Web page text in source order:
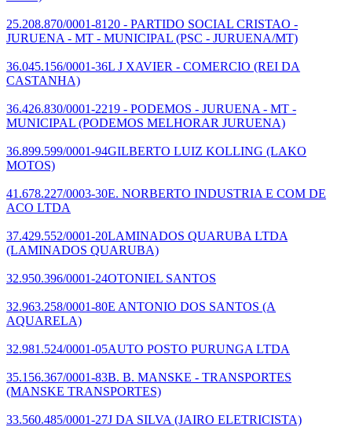
25.208.870/0001-81 20 - PARTIDO SOCIAL CRISTAO -
JURUENA - MT - MUNICIPAL (PSC - JURUENA/MT)
36.045.156/0001-36L J XAVIER - COMERCIO (REI DA
CASTANHA)
36.426.830/0001-2219 - PODEMOS - JURUENA - MT -
MUNICIPAL (PODEMOS MELHORAR JURUENA)
36.899.599/0001-94GILBERTO LUIZ KOLLING (LAKO
MOTOS)
41.678.227/0003-30E. NORBERTO INDUSTRIA E COM DE
ACO LTDA
37.429.552/0001-20LAMINADOS QUARUBA LTDA
(LAMINADOS QUARUBA)
32.950.396/0001-24OTONIEL SANTOS
32.963.258/0001-80E ANTONIO DOS SANTOS (A
AQUARELA)
32.981.524/0001-05AUTO POSTO PURUNGA LTDA
35.156.367/0001-83B. B. MANSKE - TRANSPORTES
(MANSKE TRANSPORTES)
33.560.485/0001-27J DA SILVA (JAIRO ELETRICISTA)